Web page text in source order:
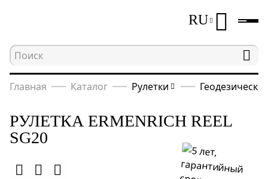
RU
Главная Каталог Рулетки
РУЛЕТКА ERMENRICH REEL
SG20